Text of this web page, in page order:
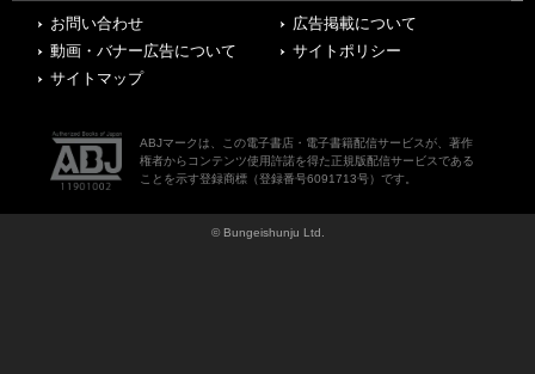
お問い合わせ
広告掲載について
動画・バナー広告について
サイトポリシー
サイトマップ
ABJマークは、この電子書店・電子書籍配信サービスが、著作
権者からコンテンツ使用許諾を得た正規版配信サービスである
ことを示す登録商標（登録番号6091713号）です。
© Bungeishunju Ltd.